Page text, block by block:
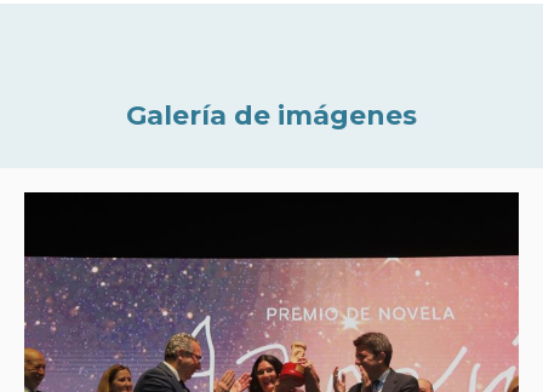
Galería de imágenes